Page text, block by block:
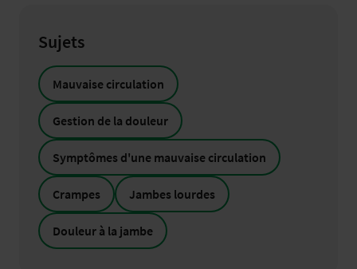
Sujets
Mauvaise circulation
Gestion de la douleur
Symptômes d'une mauvaise circulation
Crampes Jambes lourdes
Douleur à la jambe